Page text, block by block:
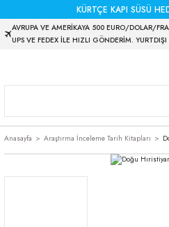
KÜRTÇE KAPI SÜSÜ
AVRUPA VE AMERİKAYA 500 EURO/DOLAR/
UPS VE FEDEX İLE HIZLI GÖNDERİM.
Anasayfa Araştırma İnceleme Tarih Kitapları